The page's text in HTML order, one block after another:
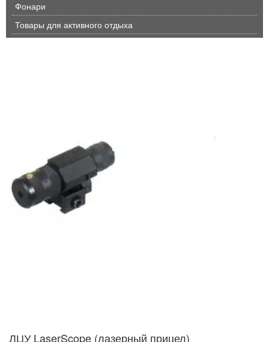
Фонари
Товары для активного отдыха
ЛЦУ LaserScope (лазерный прицел)